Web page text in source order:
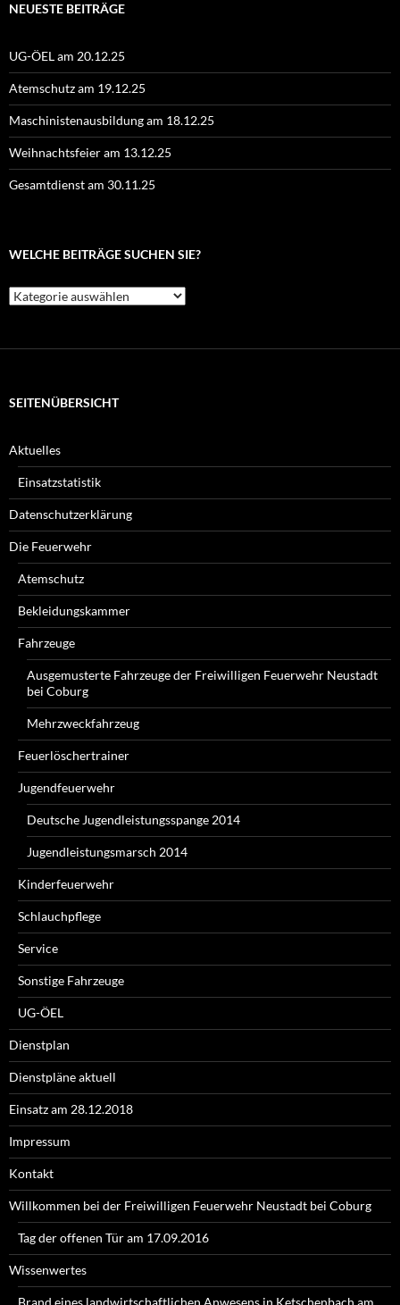
NEUESTE BEITRÄGE
UG-ÖEL am 20.12.25
Atemschutz am 19.12.25
Maschinistenausbildung am 18.12.25
Weihnachtsfeier am 13.12.25
Gesamtdienst am 30.11.25
WELCHE BEITRÄGE SUCHEN SIE?
Welche
Beiträge
SEITENÜBERSICHT
Aktuelles
Einsatzstatistik
Datenschutzerklärung
Die Feuerwehr
Atemschutz
Bekleidungskammer
Fahrzeuge
Ausgemusterte Fahrzeuge der Freiwilligen Feuerwehr Neustadt
bei Coburg
Mehrzweckfahrzeug
Feuerlöschertrainer
Jugendfeuerwehr
Deutsche Jugendleistungsspange 2014
Jugendleistungsmarsch 2014
Kinderfeuerwehr
Schlauchpflege
Service
Sonstige Fahrzeuge
UG-ÖEL
Dienstplan
Dienstpläne aktuell
Einsatz am 28.12.2018
Impressum
Kontakt
Willkommen bei der Freiwilligen Feuerwehr Neustadt bei Coburg
Tag der offenen Tür am 17.09.2016
Wissenwertes